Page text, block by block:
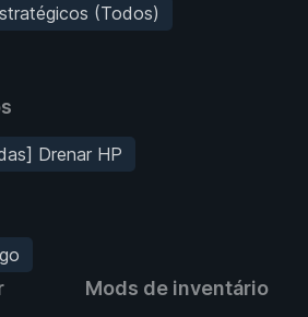
(Todos)
Drenar HP
Mods de inventário